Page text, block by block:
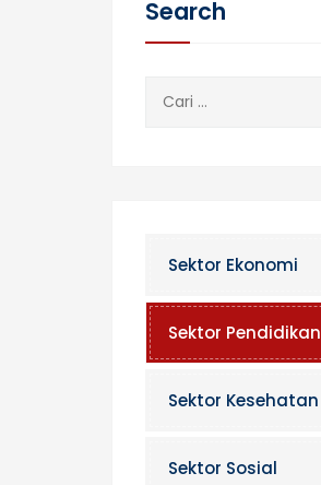
Search
Sektor Ekonomi
Sektor Pendidikan
Sektor Kesehatan
Sektor Sosial